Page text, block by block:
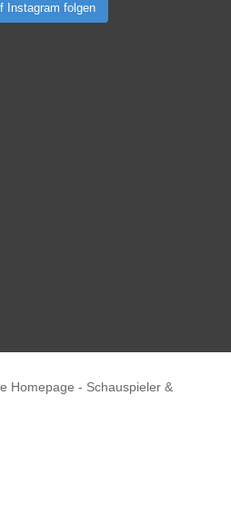
Instagram folgen
Homepage - Schauspieler &